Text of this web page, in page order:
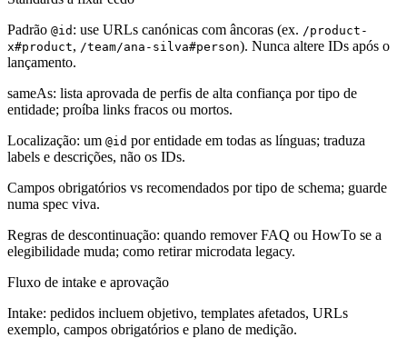
Padrão @id : use URLs canónicas com âncoras (ex. /product-
x#product, /team/ana-silva#person). Nunca altere IDs após o
lançamento.
sameAs: lista aprovada de perfis de alta confiança por tipo de
entidade; proíba links fracos ou mortos.
Localização: um @id por entidade em todas as línguas; traduza
labels e descrições, não os IDs.
Campos obrigatórios vs recomendados por tipo de schema; guarde
numa spec viva.
Regras de descontinuação: quando remover FAQ ou HowTo se a
elegibilidade muda; como retirar microdata legacy.
Fluxo de intake e aprovação
Intake: pedidos incluem objetivo, templates afetados, URLs
exemplo, campos obrigatórios e plano de medição.